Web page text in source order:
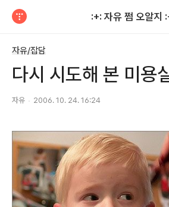
:+: 자유 쩜 오알지
자유/잡담
다시 시도해 본 미용
자유 2006. 10. 24. 16:24